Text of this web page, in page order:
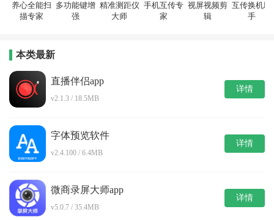
养心全能扫
描专家
多功能键增
强
精准测距仪
大师
手机互传专
家
视屏视频剪
辑
互传换机助
手
本类最新
直播伴侣app
v2.1.3 / 18.5MB
详情
字体预览软件
v2.4.100 / 6.4MB
详情
微商录屏大师app
v5.0.7 / 35.4MB
详情